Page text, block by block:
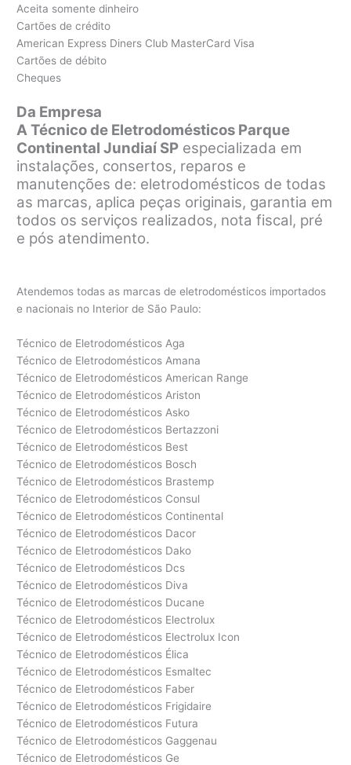
Aceita somente dinheiro
Cartões de crédito
American Express Diners Club MasterCard Visa
Cartões de débito
Cheques
Da Empresa
A Técnico de Eletrodomésticos Parque
Continental Jundiaí SP especializada em
instalações, consertos, reparos e
manutenções de: eletrodomésticos de todas
as marcas, aplica peças originais, garantia em
todos os serviços realizados, nota fiscal, pré
e pós atendimento.
Atendemos todas as marcas de eletrodomésticos importados
e nacionais no Interior de São Paulo:
Técnico de Eletrodomésticos Aga
Técnico de Eletrodomésticos Amana
Técnico de Eletrodomésticos American Range
Técnico de Eletrodomésticos Ariston
Técnico de Eletrodomésticos Asko
Técnico de Eletrodomésticos Bertazzoni
Técnico de Eletrodomésticos Best
Técnico de Eletrodomésticos Bosch
Técnico de Eletrodomésticos Brastemp
Técnico de Eletrodomésticos Consul
Técnico de Eletrodomésticos Continental
Técnico de Eletrodomésticos Dacor
Técnico de Eletrodomésticos Dako
Técnico de Eletrodomésticos Dcs
Técnico de Eletrodomésticos Diva
Técnico de Eletrodomésticos Ducane
Técnico de Eletrodomésticos Electrolux
Técnico de Eletrodomésticos Electrolux Icon
Técnico de Eletrodomésticos Élica
Técnico de Eletrodomésticos Esmaltec
Técnico de Eletrodomésticos Faber
Técnico de Eletrodomésticos Frigidaire
Técnico de Eletrodomésticos Futura
Técnico de Eletrodomésticos Gaggenau
Técnico de Eletrodomésticos Ge